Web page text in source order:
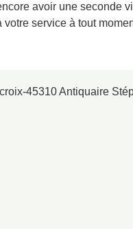
avoir une seconde
service à tout